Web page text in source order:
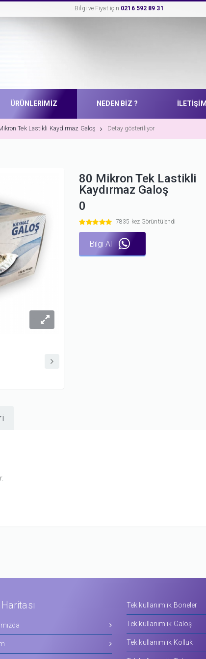
Bilgi ve Fiyat için 0216 592 89 31
ÜRÜNLERİMİZ NEDEN BİZ ? İLETİŞİM
Tek Lastikli Kaydırmaz Galoş Detay gösteriliyor
80 Mikron Tek Lastikli
Kaydırmaz Galoş
0
7835 kez Görüntülendi
Bilgi Al
Tek kullanımlık Boneler
Tek kullanımlık Galoş
Tek kullanımlık Kolluk